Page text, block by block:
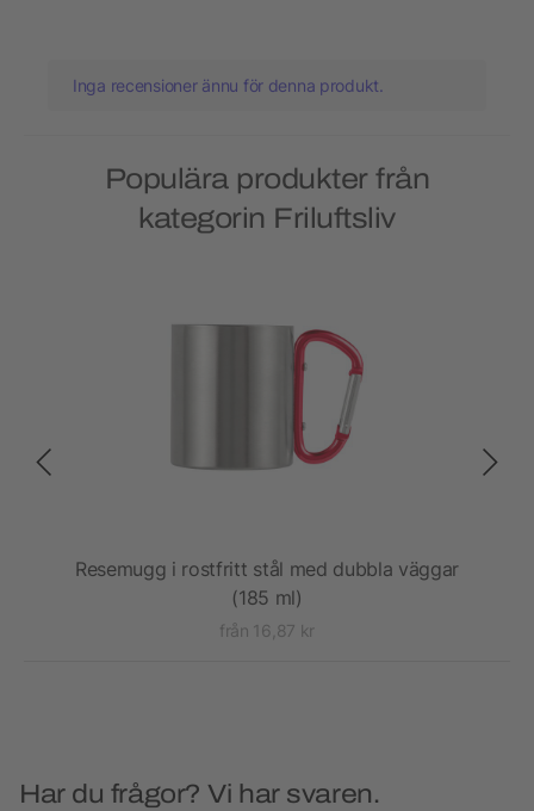
Inga recensioner ännu för denna produkt.
Populära produkter från
kategorin Friluftsliv
Resemugg i rostfritt stål med dubbla väggar
(185 ml)
från 16,87 kr
Har du frågor? Vi har svaren.